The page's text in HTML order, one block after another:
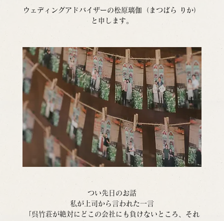
ウェディングアドバイザーの松原璃伽（まつばら りか）
と申します。
つい先日のお話
私が上司から言われた一言
「呉竹荘が絶対にどこの会社にも負けないところ、それ